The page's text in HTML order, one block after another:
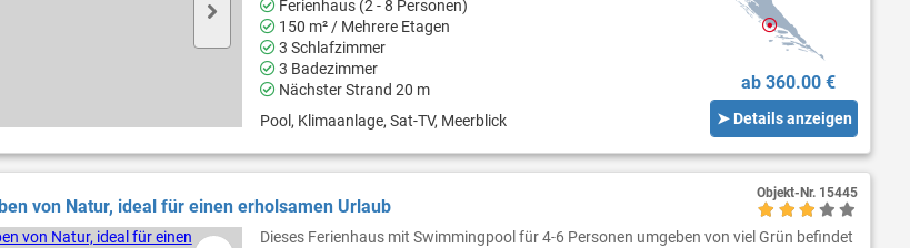
Ferienhaus (2 - 8 Personen)
150 m² / Mehrere Etagen
3 Schlafzimmer
3 Badezimmer
Nächster Strand 20 m
Pool, Klimaanlage, Sat-TV, Meerblick
ab 360.00 €
➤ Details anzeigen
von Natur, ideal für einen erholsamen Urlaub
Dieses Ferienhaus mit Swimmingpool für 4-6 Personen umgeben von viel Grün befindet
Objekt-Nr. 15445